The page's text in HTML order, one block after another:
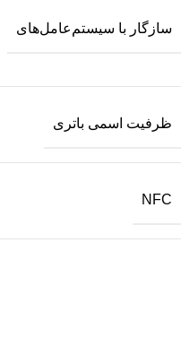
سازگار با سیستم‌عامل‌های
ظرفیت اسمی باتری
NFC